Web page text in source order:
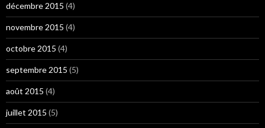
décembre 2015 (4)
novembre 2015 (4)
octobre 2015 (4)
septembre 2015 (5)
août 2015 (4)
juillet 2015 (5)